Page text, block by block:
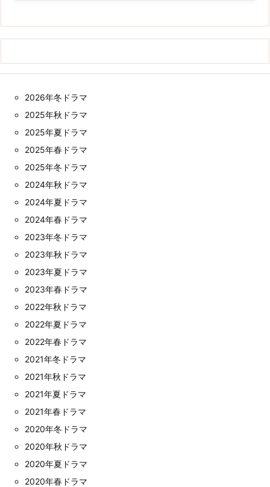
2026年冬ドラマ
2025年秋ドラマ
2025年夏ドラマ
2025年春ドラマ
2025年冬ドラマ
2024年秋ドラマ
2024年夏ドラマ
2024年春ドラマ
2023年冬ドラマ
2023年秋ドラマ
2023年夏ドラマ
2023年春ドラマ
2022年秋ドラマ
2022年夏ドラマ
2022年春ドラマ
2021年冬ドラマ
2021年秋ドラマ
2021年夏ドラマ
2021年春ドラマ
2020年冬ドラマ
2020年秋ドラマ
2020年夏ドラマ
2020年春ドラマ